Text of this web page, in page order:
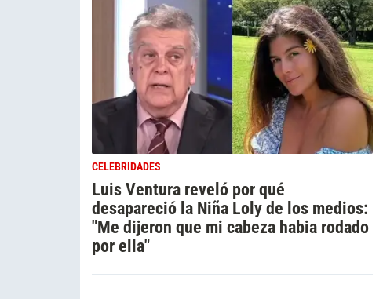
CELEBRIDADES
Luis Ventura reveló por qué
desapareció la Niña Loly de los medios:
"Me dijeron que mi cabeza habia rodado
por ella"